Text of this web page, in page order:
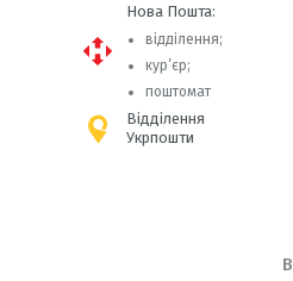
Нова Пошта:
відділення;
кур’єр;
поштомат
Відділення
Укрпошти